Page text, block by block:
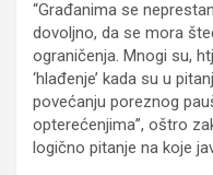
“Građanima se
dovoljno, da se mora
ograničenja. Mnogi su,
‘hlađenje’ kada su u
povećanju poreznog
opterećenjima”, oštro
logično pitanje na koje